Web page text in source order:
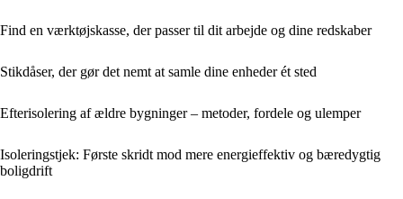
Find en værktøjskasse, der passer til dit arbejde og dine redskaber
Stikdåser, der gør det nemt at samle dine enheder ét sted
Efterisolering af ældre bygninger – metoder, fordele og ulemper
Isoleringstjek: Første skridt mod mere energieffektiv og bæredygtig
boligdrift